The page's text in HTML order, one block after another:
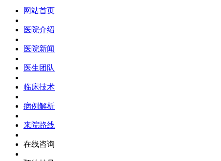
网站首页
医院介绍
医院新闻
医生团队
临床技术
病例解析
来院路线
在线咨询